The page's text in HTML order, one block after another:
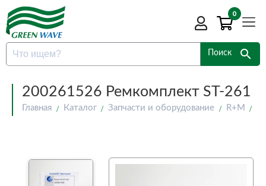
0
Поиск search
200261526 Ремкомплект ST-261
Главная Каталог Запчасти и оборудование R+M